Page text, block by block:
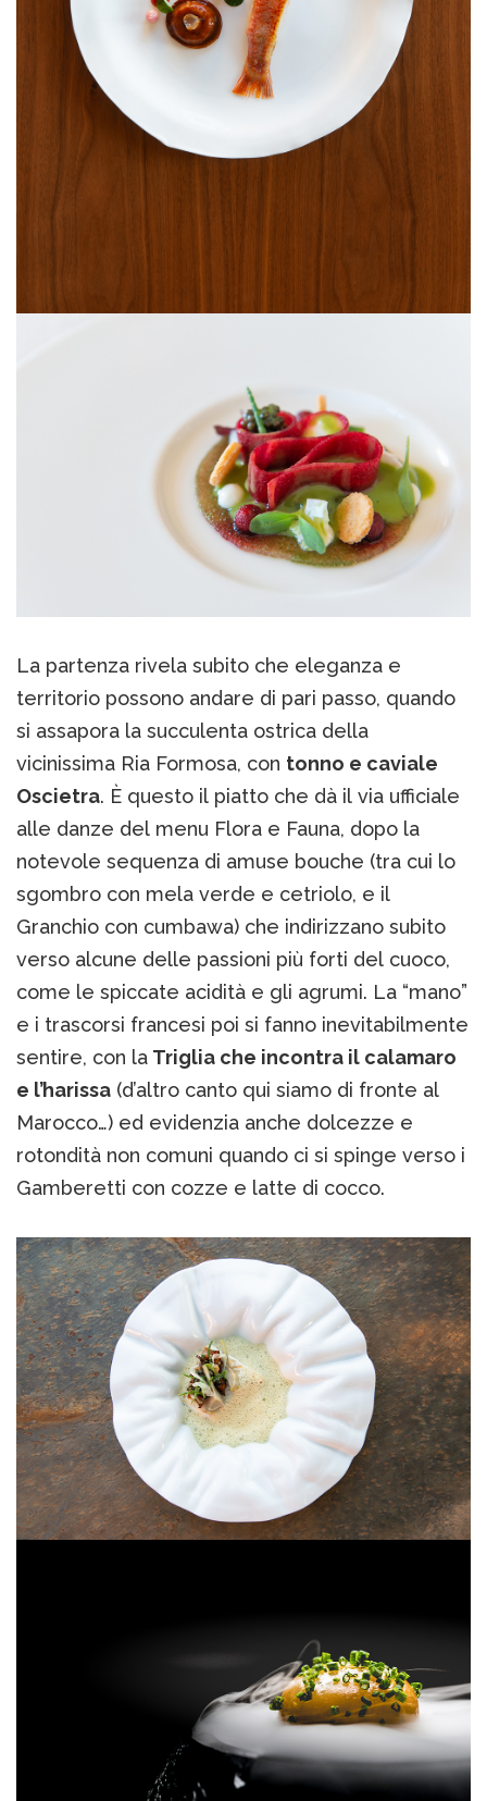
La partenza rivela subito che eleganza e
territorio possono andare di pari passo, quando
si assapora la succulenta ostrica della
vicinissima Ria Formosa, con tonno e caviale
Oscietra. È questo il piatto che dà il via ufficiale
alle danze del menu Flora e Fauna, dopo la
notevole sequenza di amuse bouche (tra cui lo
sgombro con mela verde e cetriolo, e il
Granchio con cumbawa) che indirizzano subito
verso alcune delle passioni più forti del cuoco,
come le spiccate acidità e gli agrumi. La “mano”
e i trascorsi francesi poi si fanno inevitabilmente
sentire, con la Triglia che incontra il calamaro
e l’harissa (d’altro canto qui siamo di fronte al
Marocco…) ed evidenzia anche dolcezze e
rotondità non comuni quando ci si spinge verso i
Gamberetti con cozze e latte di cocco.